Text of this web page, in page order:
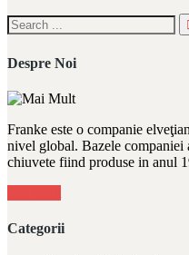
Despre Noi
Franke este o companie
nivel global. Bazele companiei
chiuvete fiind produse in anul
Categorii